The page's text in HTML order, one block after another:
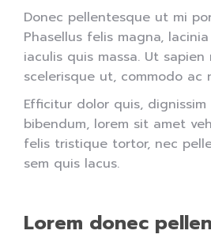
Donec pellentesque ut mi
Phasellus felis magna,
iaculis quis massa. Ut
scelerisque ut, commodo ac
Efficitur dolor quis, dignissim
bibendum, lorem sit amet
felis tristique tortor, nec
sem quis lacus.
Lorem donec